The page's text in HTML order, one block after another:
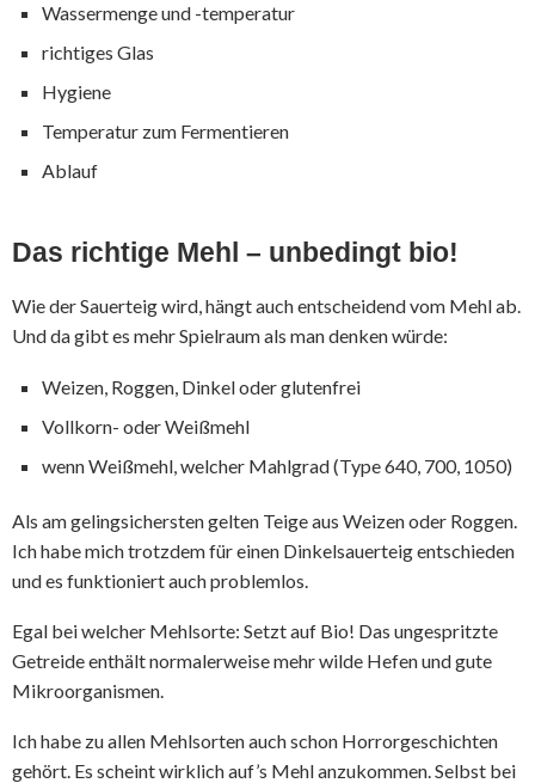
Wassermenge und -temperatur
richtiges Glas
Hygiene
Temperatur zum Fermentieren
Ablauf
Das richtige Mehl – unbedingt bio!
Wie der Sauerteig wird, hängt auch entscheidend vom Mehl ab.
Und da gibt es mehr Spielraum als man denken würde:
Weizen, Roggen, Dinkel oder glutenfrei
Vollkorn- oder Weißmehl
wenn Weißmehl, welcher Mahlgrad (Type 640, 700, 1050)
Als am gelingsichersten gelten Teige aus Weizen oder Roggen.
Ich habe mich trotzdem für einen Dinkelsauerteig entschieden
und es funktioniert auch problemlos.
Egal bei welcher Mehlsorte: Setzt auf Bio! Das ungespritzte
Getreide enthält normalerweise mehr wilde Hefen und gute
Mikroorganismen.
Ich habe zu allen Mehlsorten auch schon Horrorgeschichten
gehört. Es scheint wirklich auf’s Mehl anzukommen. Selbst bei